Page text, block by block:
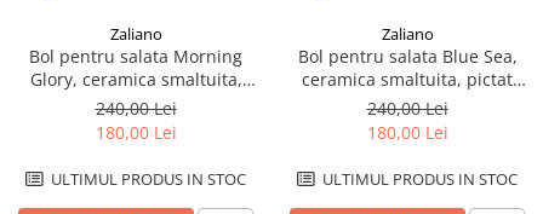
Zaliano
Bol pentru salata Morning
Glory, ceramica smaltuita,
pictat manual, diametru 27.3
cm
240,00 Lei
180,00 Lei
ULTIMUL PRODUS IN STOC
Zaliano
Bol pentru salata Blue Sea,
ceramica smaltuita, pictat
manual, diametru 27.3 cm
240,00 Lei
180,00 Lei
ULTIMUL PRODUS IN STOC